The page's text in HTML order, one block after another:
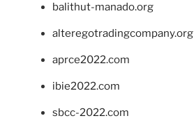
balithut-manado.org
alteregotradingcompany.org
aprce2022.com
ibie2022.com
sbcc-2022.com